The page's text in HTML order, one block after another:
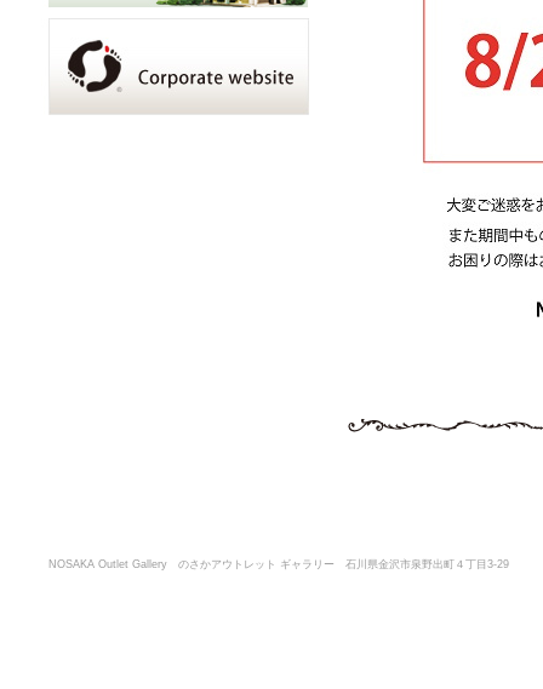
NOSAKA Outlet Gallery のさかアウトレット ギャラリー 石川県金沢市泉野出町４丁目3-29